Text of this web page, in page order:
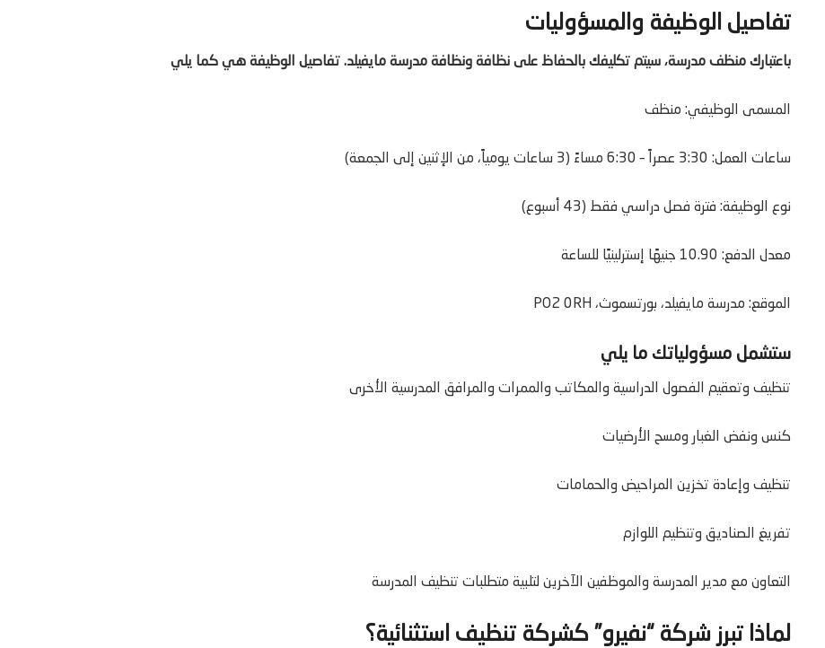
تفاصيل الوظيفة والمسؤوليات
باعتبارك منظف مدرسة، سيتم تكليفك بالحفاظ على نظافة ونظافة مدرسة مايفيلد. تفاصيل الوظيفة هي كما يلي
المسمى الوظيفي: منظف
ساعات العمل: 3:30 عصراً – 6:30 مساءً (3 ساعات يومياً، من الإثنين إلى الجمعة)
نوع الوظيفة: فترة فصل دراسي فقط (43 أسبوع)
معدل الدفع: 10.90 جنيهًا إسترلينيًا للساعة
الموقع: مدرسة مايفيلد، بورتسموث، PO2 0RH
ستشمل مسؤولياتك ما يلي
تنظيف وتعقيم الفصول الدراسية والمكاتب والممرات والمرافق المدرسية الأخرى
كنس ونفض الغبار ومسح الأرضيات
تنظيف وإعادة تخزين المراحيض والحمامات
تفريغ الصناديق وتنظيم اللوازم
التعاون مع مدير المدرسة والموظفين الآخرين لتلبية متطلبات تنظيف المدرسة
لماذا تبرز شركة “نفيرو” كشركة تنظيف استثنائية؟